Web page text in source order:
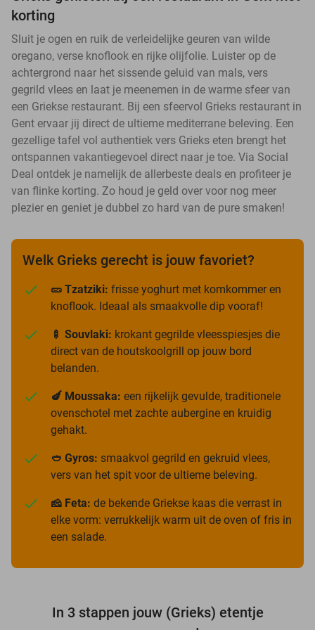
korting
Sluit je ogen en ruik de verleidelijke geuren van wilde
oregano, verse knoflook en rijke olijfolie. Luister op de
achtergrond naar het sissende geluid van mals, vers
gegrild vlees en laat je meenemen in de warme sfeer van
een Griekse restaurant. Bij een sfeervol Grieks restaurant in
Gent ervaar jij direct de ultieme mediterrane beleving. Een
gezellige tafel vol authentiek vers Grieks eten brengt het
ontspannen vakantiegevoel direct naar je toe. Via Social
Deal ontdek je namelijk de allerbeste deals en profiteer je
van flinke korting. Zo houd je geld over voor nog meer
plezier en geniet je dubbel zo hard van de pure smaken!
Welk Grieks gerecht is jouw favoriet?
🥒 Tzatziki: frisse yoghurt met komkommer en
knoflook. Ideaal als smaakvolle dip vooraf!
🍢 Souvlaki: krokant gegrilde vleesspiesjes die
direct van de houtskoolgrill op jouw bord
belanden.
🍆 Moussaka: een rijkelijk gevulde, traditionele
ovenschotel met zachte aubergine en kruidig
gehakt.
🥙 Gyros: smaakvol gegrild en gekruid vlees,
vers van het spit voor de ultieme beleving.
🧀 Feta: de bekende Griekse kaas die verrast in
elke vorm: verrukkelijk warm uit de oven of fris in
een salade.
In 3 stappen jouw (Grieks) etentje